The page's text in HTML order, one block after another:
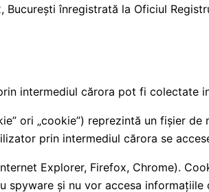
înregistrată la Oficiul
intermediul cărora pot fi colectate
ori „cookie”) reprezintă un fișier
prin intermediul cărora se
Explorer, Firefox, Chrome).
spyware și nu vor accesa